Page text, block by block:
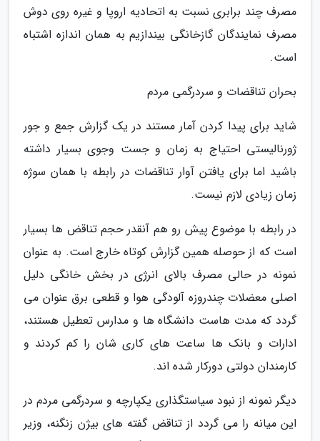
مصرف چند برابری نسبت به اتحادیه اروپا و غیره روی دوش
مصرف نمایندگان گازخانگی بیندازیم به همان اندازه اشتباه
است.
بحران تناقضات و سردرگمی مردم
شاید برای پیدا کردن آمار مستند در یک گزارش جمع و جور
ژورنالیستی احتیاج به زمان و جست وجوی بسیار داشته
باشید اما برای یافتن آوار تناقضات در رابطه با همان سوژه
زمان زیادی لازم نیست.
در رابطه با موضوع پیش رو هم آنقدر حجم تناقض ها بسیار
است که از حوصله همین گزارش کوتاه خارج است. به عنوان
نمونه در حالی مصرف بالای انرژی در بخش خانگی دلیل
اصلی معضلات چندروزه آلودگی هوا و قطعی برق عنوان می
گردد که مدت هاست دانشگاه ها و مدارس تعطیل هستند،
ادارات و بانک ها ساعت های کاری شان را کم کردند و
کارمندان دولتی دورکار شده اند.
دیگر نمونه از نبود سیاستگذاری یکپارچه و سردرگمی مردم در
این میانه را می گردد از تناقض گفته های بیژن زنگنه، وزیر